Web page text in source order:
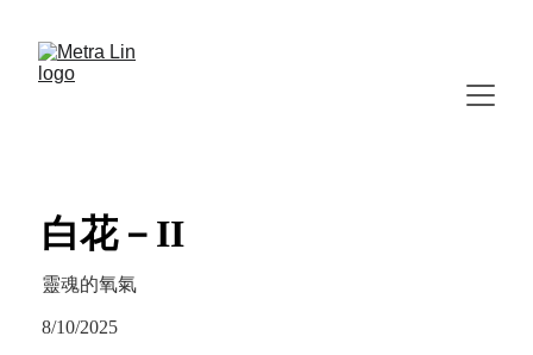
白花－II
靈魂的氧氣
8/10/2025